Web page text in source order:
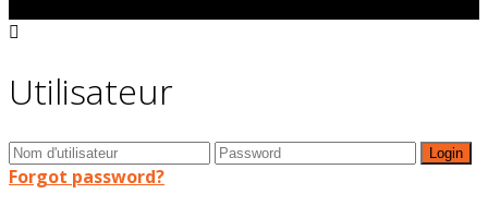
Utilisateur
Forgot password?